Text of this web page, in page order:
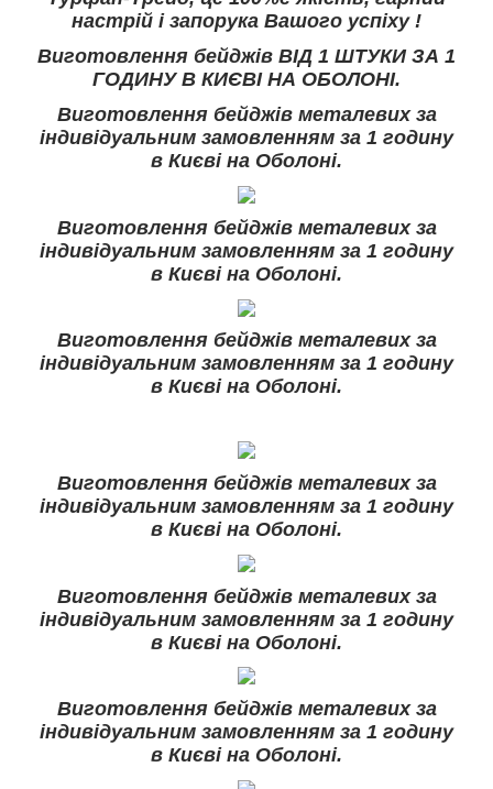
настрій і запорука Вашого успіху !
Виготовлення бейджів ВІД 1 ШТУКИ ЗА 1
ГОДИНУ В КИЄВІ НА ОБОЛОНІ.
Виготовлення бейджів металевих за
індивідуальним замовленням за 1 годину
в Києві на Оболоні.
Виготовлення бейджів металевих за
індивідуальним замовленням за 1 годину
в Києві на Оболоні.
Виготовлення бейджів металевих за
індивідуальним замовленням за 1 годину
в Києві на Оболоні.
Виготовлення бейджів металевих за
індивідуальним замовленням за 1 годину
в Києві на Оболоні.
Виготовлення бейджів металевих за
індивідуальним замовленням за 1 годину
в Києві на Оболоні.
Виготовлення бейджів металевих за
індивідуальним замовленням за 1 годину
в Києві на Оболоні.